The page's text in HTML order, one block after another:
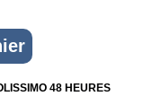
48 HEURES